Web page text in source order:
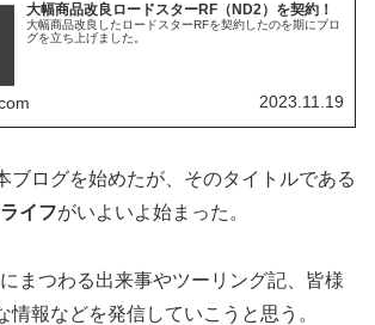
大幅商品改良ロードスターRF（ND2）を契約！
大幅商品改良したロードスターRFを契約したのを期にブロ
グを立ち上げました。
2023.11.19
ブログを始めたが、そのタイトルである
イフがいよいよ始まった。
まつわる出来事やツーリング記、皆様
情報などを発信していこうと思う。